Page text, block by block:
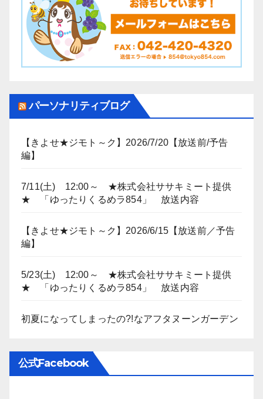
パーソナリティブログ
【きよせ★ジモト～ク】2026/7/20【放送前/予告
編】
7/11(土) 12:00～ ★株式会社ササキミート提供
★ 「ゆったりくるめラ854」 放送内容
【きよせ★ジモト～ク】2026/6/15【放送前／予告
編】
5/23(土) 12:00～ ★株式会社ササキミート提供
★ 「ゆったりくるめラ854」 放送内容
初夏になってしまったの?!なアフタヌーンガーデン
公式Facebook